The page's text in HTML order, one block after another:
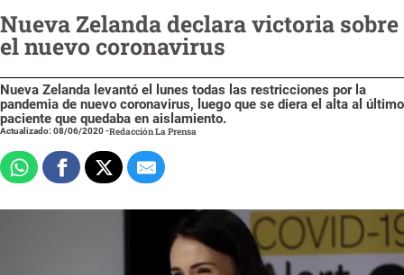
Nueva Zelanda declara victoria sobre
el nuevo coronavirus
Nueva Zelanda levantó el lunes todas las restricciones por la
pandemia de nuevo coronavirus, luego que se diera el alta al último
paciente que quedaba en aislamiento.
Actualizado: 08/06/2020-Redacción La Prensa